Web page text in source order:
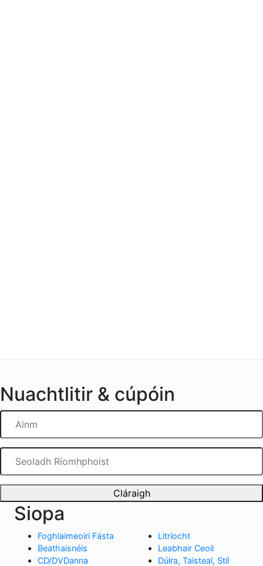
Nuachtlitir & cúpóin
Cláraigh
Siopa
Foghlaimeoirí Fásta
Beathaisnéis
CD/DVDanna
Litríocht
Leabhair Ceoil
Dúlra, Taisteal, Stíl